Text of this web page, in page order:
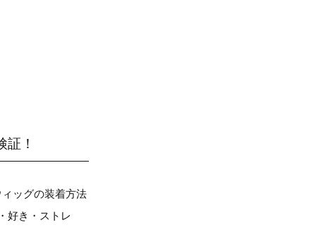
！
ッグの装着方法
好き・ストレ